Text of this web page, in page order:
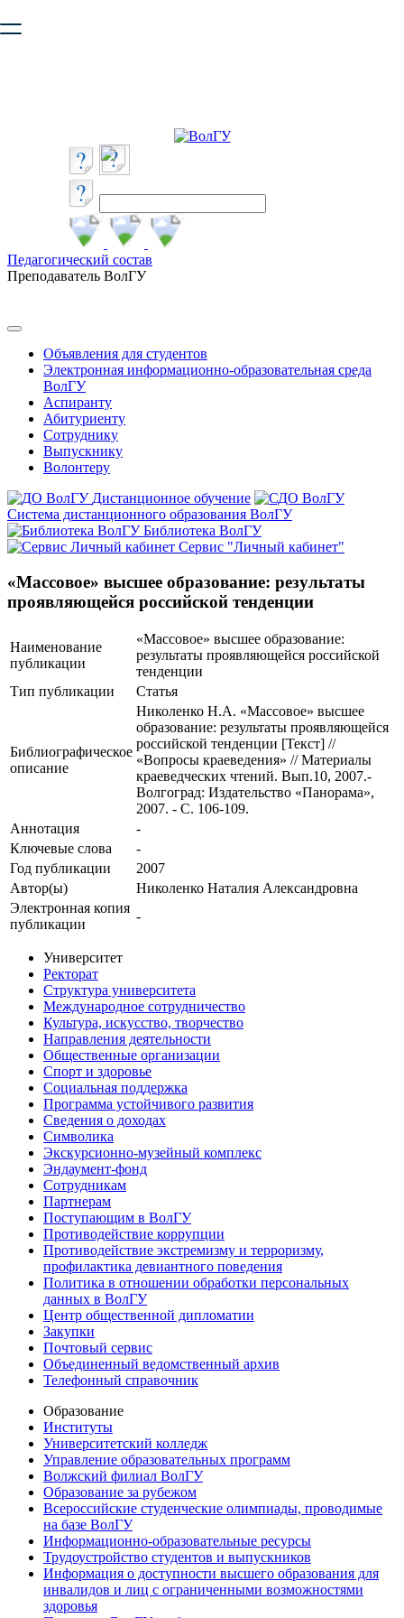
безопасную работу с сайтом. Пожалуйста
Педагогический состав
Преподаватель ВолГУ
Объявления для студентов
Электронная информационно-образовательная среда
ВолГУ
Аспиранту
Абитуриенту
Сотруднику
Выпускнику
Волонтеру
Дистанционное обучение
Система дистанционного образования ВолГУ
Библиотека ВолГУ
Сервис "Личный кабинет"
«Массовое» высшее образование: результаты
проявляющейся российской тенденции
Наименование
публикации
«Массовое» высшее образование:
результаты проявляющейся российской
тенденции
Тип публикации
Статья
Библиографическое
описание
Николенко Н.А. «Массовое» высшее
образование: результаты проявляющейся
российской тенденции [Текст] //
«Вопросы краеведения» // Материалы
краеведческих чтений. Вып.10, 2007.-
Волгоград: Издательство «Панорама»,
2007. - С. 106-109.
Аннотация
-
Ключевые cлова
-
Год публикации
2007
Автор(ы)
Николенко Наталия Александровна
Электронная копия
публикации
-
Университет
Ректорат
Структура университета
Международное сотрудничество
Культура, искусство, творчество
Направления деятельности
Общественные организации
Спорт и здоровье
Социальная поддержка
Программа устойчивого развития
Сведения о доходах
Символика
Экскурсионно-музейный комплекс
Эндаумент-фонд
Сотрудникам
Партнерам
Поступающим в ВолГУ
Противодействие коррупции
Противодействие экстремизму и терроризму,
профилактика девиантного поведения
Политика в отношении обработки персональных
данных в ВолГУ
Центр общественной дипломатии
Закупки
Почтовый сервис
Объединенный ведомственный архив
Телефонный справочник
Образование
Институты
Университетский колледж
Управление образовательных программ
Волжский филиал ВолГУ
Образование за рубежом
Всероссийские студенческие олимпиады, проводимые
на базе ВолГУ
Информационно-образовательные ресурсы
Трудоустройство студентов и выпускников
Информация о доступности высшего образования для
инвалидов и лиц с ограниченными возможностями
здоровья